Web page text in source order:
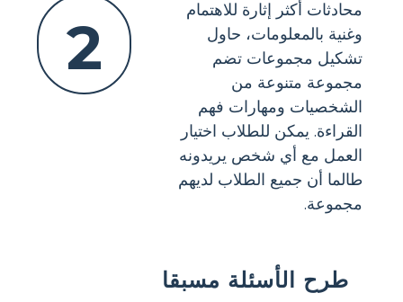
2
محادثات أكثر إثارة للاهتمام
وغنية بالمعلومات، حاول
تشكيل مجموعات تضم
مجموعة متنوعة من
الشخصيات ومهارات فهم
القراءة. يمكن للطلاب اختيار
العمل مع أي شخص يريدونه
طالما أن جميع الطلاب لديهم
مجموعة.
طرح الأسئلة مسبقا